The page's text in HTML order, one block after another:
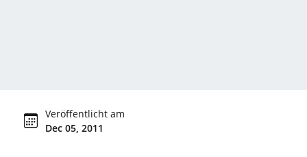
Veröffentlicht am
Dec 05, 2011